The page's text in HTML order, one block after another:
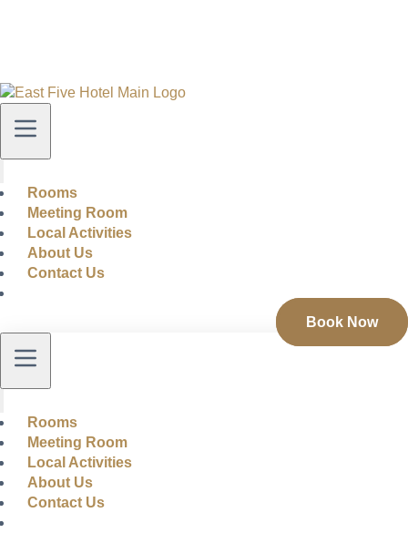
Rooms
Meeting Room
Local Activities
About Us
Contact Us
Book Now
Rooms
Meeting Room
Local Activities
About Us
Contact Us